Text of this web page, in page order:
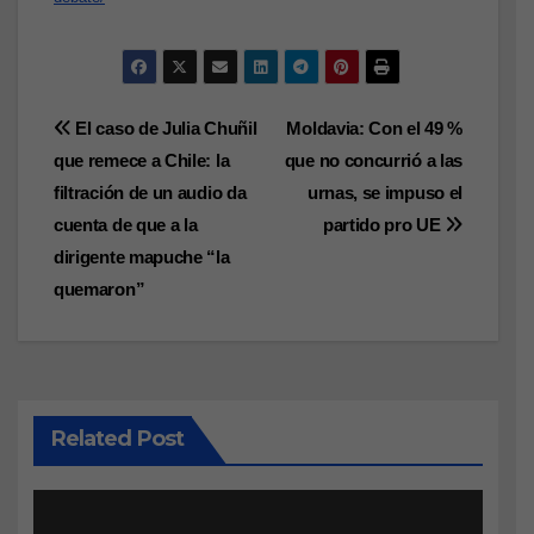
Navegación
de
entradas
Moldavia: Con el 49 %
que no concurrió a las
urnas, se impuso el
partido pro UE
El caso de Julia Chuñil
que remece a Chile: la
filtración de un audio da
cuenta de que a la
dirigente mapuche “la
quemaron”
Related Post